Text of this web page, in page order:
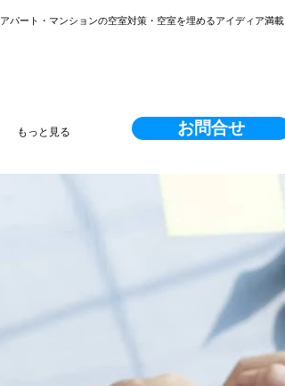
​アパート・マンションの空室対策・空室を埋めるアイディア満載
もっと見る お問合せ